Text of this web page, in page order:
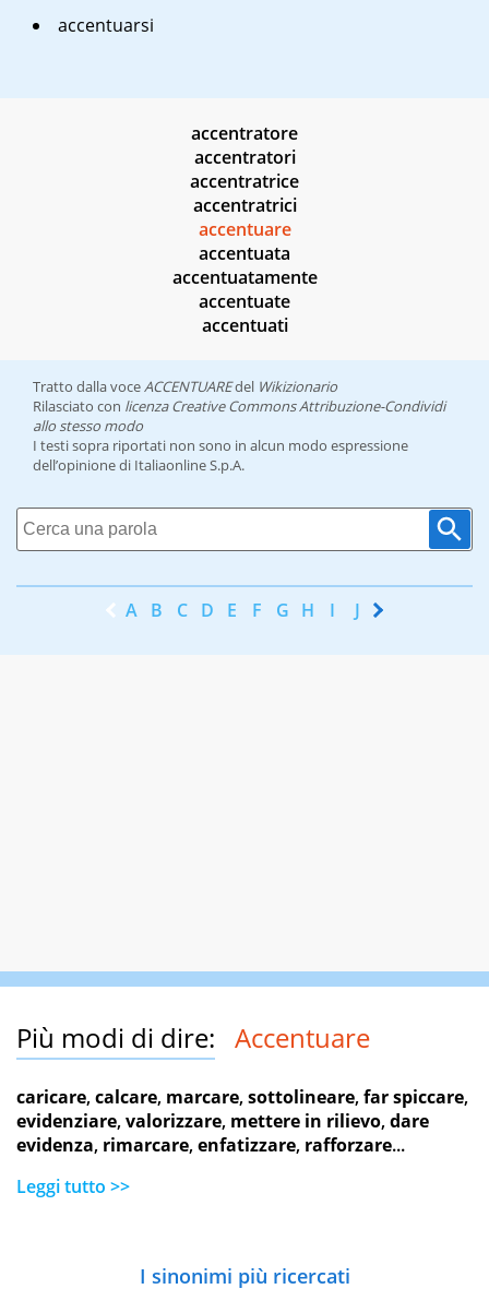
accentuarsi
accentratore
accentratori
accentratrice
accentratrici
accentuare
accentuata
accentuatamente
accentuate
accentuati
Tratto dalla voceACCENTUAREdel Wikizionario
Rilasciato con licenza Creative Commons Attribuzione-Condividi
allo stesso modo
I testi sopra riportati non sono in alcun modo espressione
dell’opinione di Italiaonline S.p.A.
A B C D E F G H I J K
Più modi di dire: Accentuare
caricare,calcare, marcare,sottolineare,far spiccare,
evidenziare,valorizzare, mettere in rilievo,dare
evidenza, rimarcare,enfatizzare, rafforzare...
Leggi tutto >>
I sinonimi più ricercati